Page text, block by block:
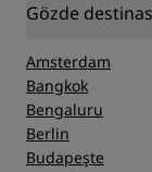
Gözde
Amsterdam
Bangkok
Bengaluru
Berlin
Budapeşte